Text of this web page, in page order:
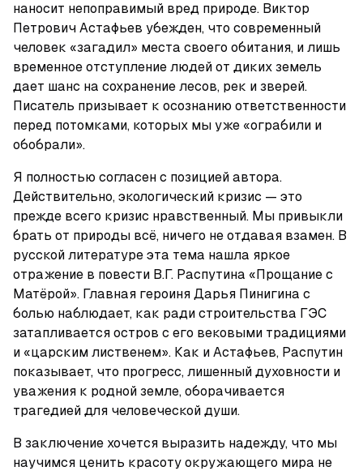
наносит непоправимый вред природе. Виктор
Петрович Астафьев убежден, что современный
человек «загадил» места своего обитания, и лишь
временное отступление людей от диких земель
дает шанс на сохранение лесов, рек и зверей.
Писатель призывает к осознанию ответственности
перед потомками, которых мы уже «ограбили и
обобрали».
Я полностью согласен с позицией автора.
Действительно, экологический кризис — это
прежде всего кризис нравственный. Мы привыкли
брать от природы всё, ничего не отдавая взамен. В
русской литературе эта тема нашла яркое
отражение в повести В.Г. Распутина «Прощание с
Матёрой». Главная героиня Дарья Пинигина с
болью наблюдает, как ради строительства ГЭС
затапливается остров с его вековыми традициями
и «царским лиственем». Как и Астафьев, Распутин
показывает, что прогресс, лишенный духовности и
уважения к родной земле, оборачивается
трагедией для человеческой души.
В заключение хочется выразить надежду, что мы
научимся ценить красоту окружающего мира не